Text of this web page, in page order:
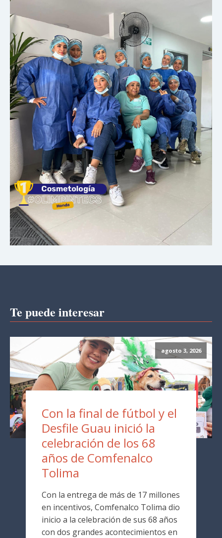
Te puede interesar
agosto 3, 2026
Con la final de fútbol y el
Desfile Guau inició la
celebración de los 68
años de Comfenalco
Tolima
Con la entrega de más de 17 millones
en incentivos, Comfenalco Tolima dio
inicio a la celebración de sus 68 años
con dos grandes acontecimientos en